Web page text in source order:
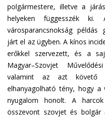
polgármestere, illetve a
helyeken függesszék ki.
városparancsnokság példás
járt el az ügyben. A kínos
erőkkel szervezett, és a
Magyar–Szovjet
valamint az azt követő
elhanyagolható tény, hogy a
nyugalom honolt. A
összevont szovjet és bolgár